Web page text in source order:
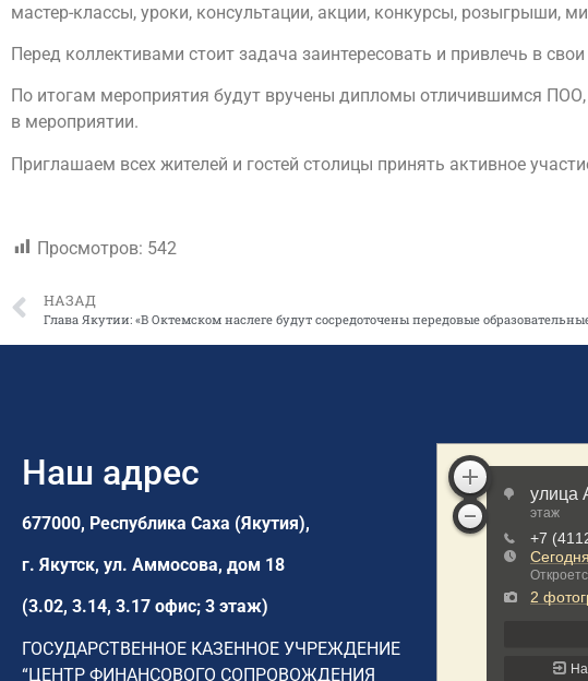
мастер-классы, уроки, консультации, акции, конкурсы, розыгрыши,
Перед коллективами стоит задача заинтересовать и привлечь в
По итогам мероприятия будут вручены дипломы отличившимся ПОО,
в мероприятии.
Приглашаем всех жителей и гостей столицы принять активное
Просмотров: 542
НАЗАД
Наш адрес
677000, Республика Саха (Якутия),
г. Якутск, ул. Аммосова, дом 18
(3.02, 3.14, 3.17 офис; 3 этаж)
ГОСУДАРСТВЕННОЕ КАЗЕННОЕ УЧРЕЖДЕНИЕ
“ЦЕНТР ФИНАНСОВОГО СОПРОВОЖДЕНИЯ